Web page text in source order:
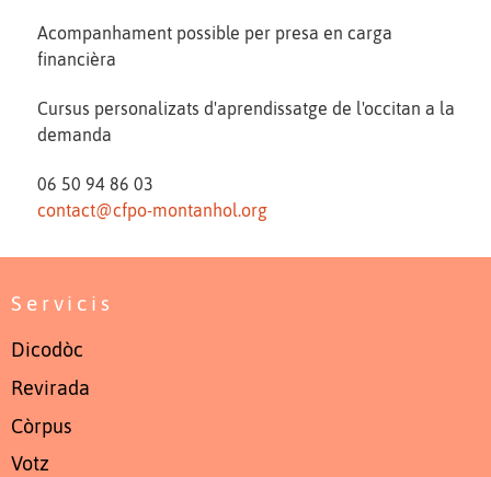
Acompanhament possible per presa en carga
financièra
Cursus personalizats d'aprendissatge de l'occitan a la
demanda
06 50 94 86 03
contact@cfpo-montanhol.org
Servicis
Dicodòc
Revirada
Còrpus
Votz